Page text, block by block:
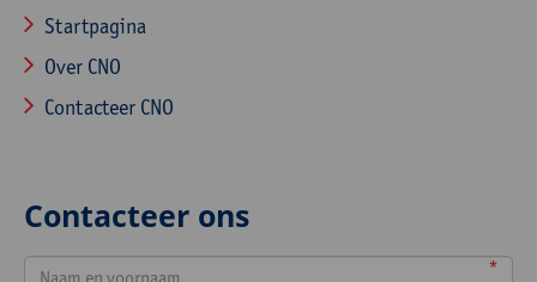
Startpagina
Over CNO
Contacteer CNO
Contacteer ons
*